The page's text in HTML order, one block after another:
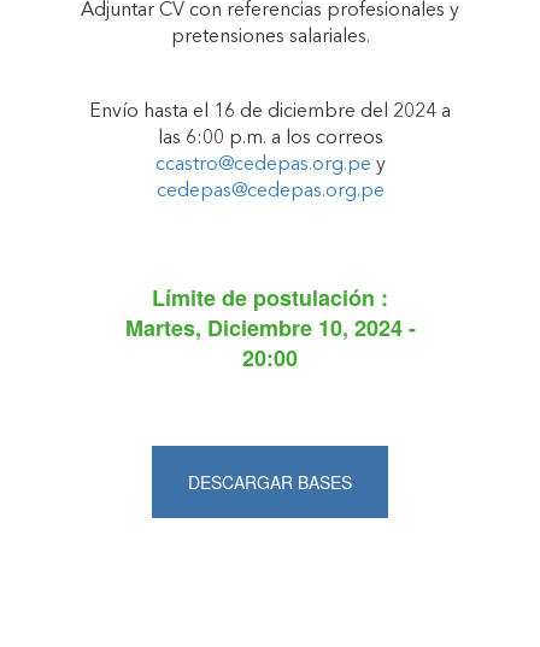
Adjuntar CV con referencias profesionales y
pretensiones salariales.
Envío hasta el 16 de diciembre del 2024 a
las 6:00 p.m. a los correos
ccastro@cedepas.org.pe y
cedepas@cedepas.org.pe
Límite de postulación :
Martes, Diciembre 10, 2024 -
20:00
DESCARGAR BASES